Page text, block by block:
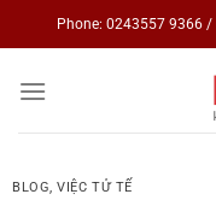
to
Phone: 0243557 9366
BLOG,VIỆC TỬ TẾ